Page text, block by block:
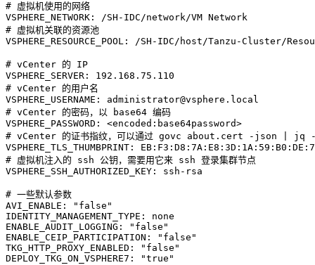
# 虚拟机使用的网络
VSPHERE_NETWORK : /SH -
# 虚拟机关联的资源池
VSPHERE_RESOURCE_POOL : /SH - IDC/host/Tanzu -Cluster/
# vCenter 的 IP
VSPHERE_SERVER :
# vCenter 的用户名
VSPHERE_USERNAME :
administrator@vsphere.local
# vCenter 的密码，以 base64 编码
VSPHERE_PASSWORD : <encoded : base64password>
# vCenter 的证书指纹，可以通过 govc about.cert -json | jq
VSPHERE_TLS_THUMBPRINT : EB : F3 : D8 : 7A : E8 : 3D : 1A : 59 : B0 : DE :
# 虚拟机注入的 ssh 公钥，需要用它来 ssh 登录集群节点
VSPHERE_SSH_AUTHORIZED_KEY : ssh - rsa
# 一些默认参数
AVI_ENABLE :
"false"
IDENTITY_MANAGEMENT_TYPE :
ENABLE_AUDIT_LOGGING :
"false"
ENABLE_CEIP_PARTICIPATION :
"false"
TKG_HTTP_PROXY_ENABLED :
"false"
DEPLOY_TKG_ON_VSPHERE7 : "true"